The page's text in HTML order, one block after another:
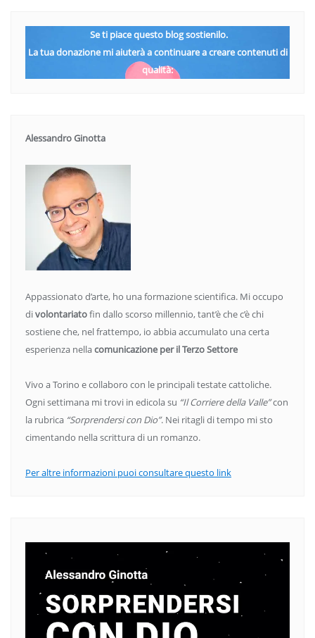
Se ti piace questo blog sostienilo.
La tua donazione mi aiuterà a continuare a creare contenuti di
qualità:
Alessandro Ginotta
Appassionato d’arte, ho una formazione scientifica. Mi occupo
divolontariatofin dallo scorso millennio, tant’è che c’è chi
sostiene che, nel frattempo, io abbia accumulato una certa
esperienza nellacomunicazione per il Terzo Settore
Vivo a Torino e collaboro con le principali testate cattoliche.
Ogni settimana mi trovi in edicola su “Il Corriere della Valle”con
la rubrica “Sorprendersi con Dio”. Nei ritagli di tempo mi sto
cimentando nella scrittura di un romanzo.
Per altre informazioni puoi consultare questo link